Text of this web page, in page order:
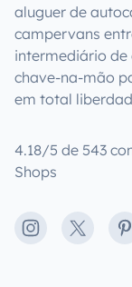
aluguer de
campervans
intermediário de
chave-na-mão
em total
4.18/5 de 543
Shops
Instagram
X